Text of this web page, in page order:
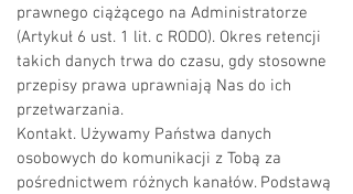
prawnego ciążącego na Administratorze
(Artykuł 6 ust. 1 lit. c RODO). Okres retencji
takich danych trwa do czasu, gdy stosowne
przepisy prawa uprawniają Nas do ich
przetwarzania.
Kontakt. Używamy Państwa danych
osobowych do komunikacji z Tobą za
pośrednictwem różnych kanałów. Podstawą